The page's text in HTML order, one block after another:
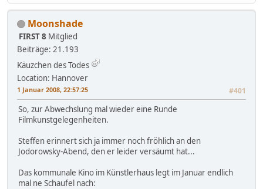
Moonshade
FIRST 8 Mitglied
Beiträge: 21.193
Käuzchen des Todes
Location: Hannover
1 Januar 2008, 22:57:25 #401
So, zur Abwechslung mal wieder eine Runde
Filmkunstgelegenheiten.
Steffen erinnert sich ja immer noch fröhlich an den
Jodorowsky-Abend, den er leider versäumt hat...
Das kommunale Kino im Künstlerhaus legt im Januar endlich
mal ne Schaufel nach: